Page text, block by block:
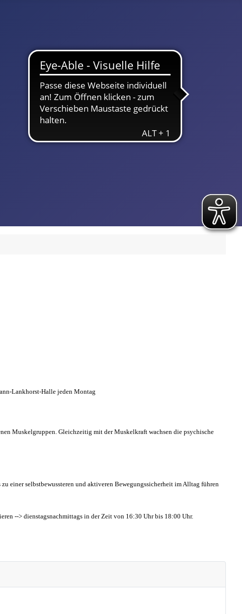
Lankhorst-Halle jeden Montag
Muskelgruppen. Gleichzeitig mit der Muskelkraft wachsen die psychische
einer selbstbewussteren und aktiveren Bewegungssicherheit im Alltag führen
--> dienstagsnachmittags in der Zeit von 16:30 Uhr bis 18:00 Uhr.